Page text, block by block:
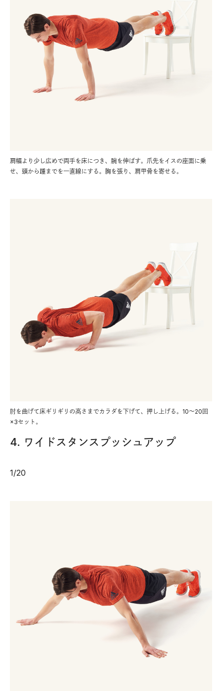
肩幅より少し広めで両手を床につき、腕を伸ばす。爪先をイスの座面に乗
せ、頭から踵までを一直線にする。胸を張り、肩甲骨を寄せる。
肘を曲げて床ギリギリの高さまでカラダを下げて、押し上げる。10～20回
×3セット。
4. ワイドスタンスプッシュアップ
1/20